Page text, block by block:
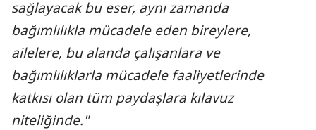
sağlayacak bu eser, aynı zamanda
bağımlılıkla mücadele eden bireylere,
ailelere, bu alanda çalışanlara ve
bağımlılıklarla mücadele faaliyetlerinde
katkısı olan tüm paydaşlara kılavuz
niteliğinde."